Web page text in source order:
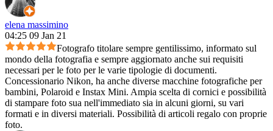
elena massimino
04:25 09 Jan 21
Fotografo titolare sempre gentilissimo, informato sul
mondo della fotografia e sempre aggiornato anche sui requisiti
necessari per le foto per le varie tipologie di documenti.
Concessionario Nikon, ha anche diverse macchine fotografiche per
bambini, Polaroid e Instax Mini. Ampia scelta di cornici e possibilità
di stampare foto sua nell'immediato sia in alcuni giorni, su vari
formati e in diversi materiali. Possibilità di articoli regalo con proprie
foto.